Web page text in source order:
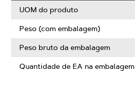
UOM do produto
Peso (com embalagem)
Peso bruto da embalagem
Quantidade de EA na embalagem